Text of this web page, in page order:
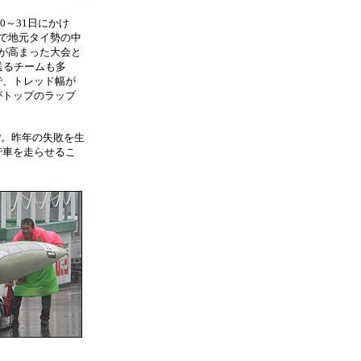
～31日にかけ
地元タイ勢の中
高まった大会と
チームも多
トレッド幅が
ップのラップ
昨年の失敗を生
を走らせるこ